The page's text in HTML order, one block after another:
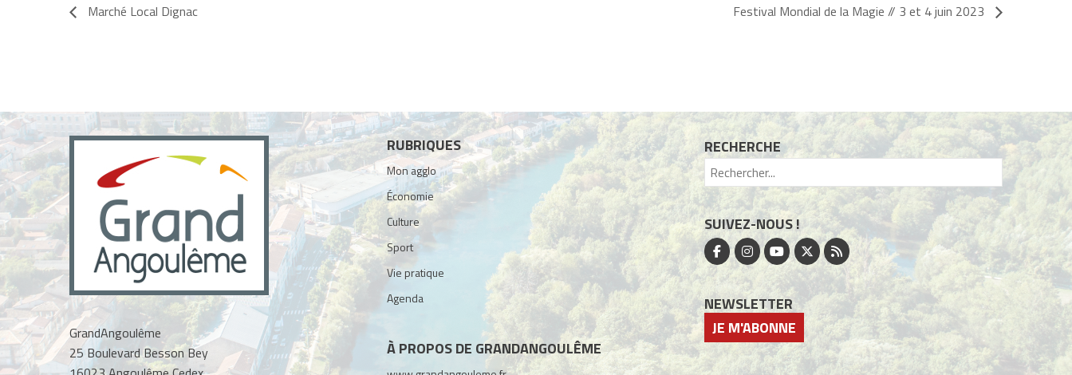
Marché Local Dignac Festival Mondial de la Magie // 3 et 4 juin 2023
GrandAngoulême
25 Boulevard Besson Bey
RUBRIQUES
Mon agglo
Économie
Culture
Sport
Vie pratique
Agenda
À PROPOS DE GRANDANGOULÊME
RECHERCHE
SUIVEZ-NOUS !
NEWSLETTER
JE M'ABONNE